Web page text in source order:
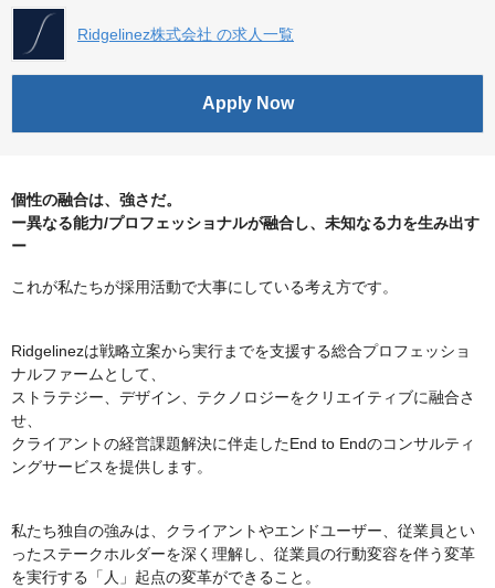
Ridgelinez株式会社 の求人一覧
Apply Now
個性の融合は、強さだ。
ー異なる能力/プロフェッショナルが融合し、未知なる力を生み出す
ー
これが私たちが採用活動で大事にしている考え方です。
Ridgelinezは戦略立案から実行までを支援する総合プロフェッショ
ナルファームとして、
ストラテジー、デザイン、テクノロジーをクリエイティブに融合さ
せ、
クライアントの経営課題解決に伴走したEnd to Endのコンサルティ
ングサービスを提供します。
私たち独自の強みは、クライアントやエンドユーザー、従業員とい
ったステークホルダーを深く理解し、従業員の行動変容を伴う変革
を実行する「人」起点の変革ができること。